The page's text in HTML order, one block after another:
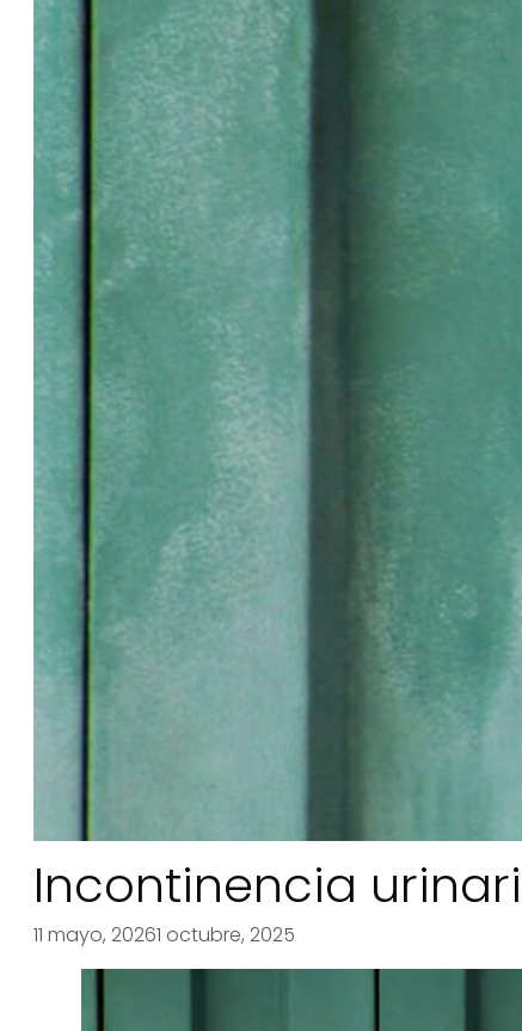
Incontinencia
11 mayo, 20261 octubre, 2025